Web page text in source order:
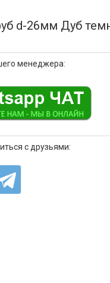
d-26мм Дуб
менеджера:
с друзьями: